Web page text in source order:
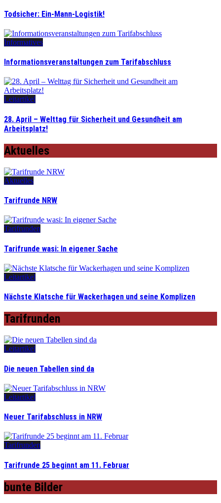
Todsicher: Ein-Mann-Logistik!
Informatives
Informationsveranstaltungen zum Tarifabschluss
Leitartikel
28. April – Welttag für Sicherheit und Gesundheit am
Arbeitsplatz!
Aktuelles
Aktuelles
Tarifrunde NRW
Tarifrunden
Tarifrunde wasi: In eigener Sache
Leitartikel
Nächste Klatsche für Wackerhagen und seine Komplizen
Tarifrunden
Leitartikel
Die neuen Tabellen sind da
Leitartikel
Neuer Tarifabschluss in NRW
Tarifrunden
Tarifrunde 25 beginnt am 11. Februar
bunte Bilder